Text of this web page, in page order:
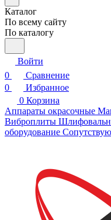
Каталог
По всему сайту
По каталогу
Войти
0
Сравнение
0
Избранное
0 Корзина
Аппараты окрасочные
Виброплиты
оборудование